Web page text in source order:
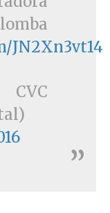
JN2Xn3vt14